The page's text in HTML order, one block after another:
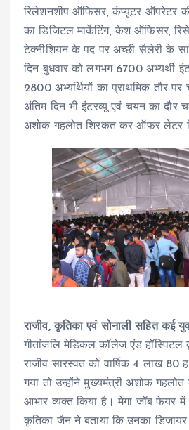
रिलेशनशीप ऑफिसर, कंप्यूटर ऑपरेटर की
का डिजिटल मार्केटिंग, केश ऑफिसर,
टेक्नीशियन के पद पर अच्छी सैलेरी के
दिन बुधवार को लगभग 6700 अभ्यर्थी
2800 अभ्यर्थियों का प्राथमिक तौर
अंतिम दिन भी इंटरव्यू एवं चयन का दौर
अशोक गहलोत शिरकत कर ऑफर लेटर
राजीव, कृतिका एवं सोनाली सहित कई
गीतांजलि मेडिकल कॉलेज एंड हॉस्पिटल
राजीव सारस्वत को वार्षिक 4 लाख 80
गया तो उन्होंने मुख्यमंत्री अशोक
आभार व्यक्त किया है। मेगा जॉब फेयर में
कृतिका जैन ने बताया कि उनका